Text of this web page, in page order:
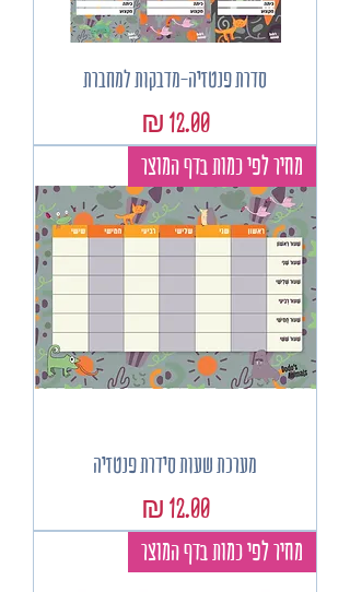
סדרת פנטזיה-מדבקות למחברת
מחיר‏12.00 ‏₪
מחיר לפי כמות בדף המוצר
מערכת שעות סידרת פנטזיה
מחיר‏12.00 ‏₪
מחיר לפי כמות בדף המוצר